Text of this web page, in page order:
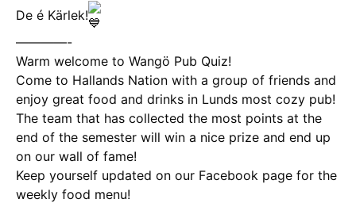
De é Kärlek!
————-
Warm welcome to Wangö Pub Quiz!
Come to Hallands Nation with a group of friends and
enjoy great food and drinks in Lunds most cozy pub!
The team that has collected the most points at the
end of the semester will win a nice prize and end up
on our wall of fame!
Keep yourself updated on our Facebook page for the
weekly food menu!